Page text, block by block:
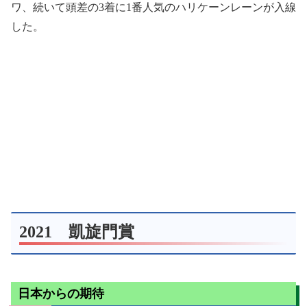
ワ、続いて頭差の3着に1番人気のハリケーンレーンが入線
した。
2021 凱旋門賞
日本からの期待